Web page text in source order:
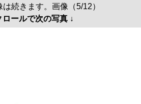
は続きます。画像（5/12）
ロールで次の写真 ↓